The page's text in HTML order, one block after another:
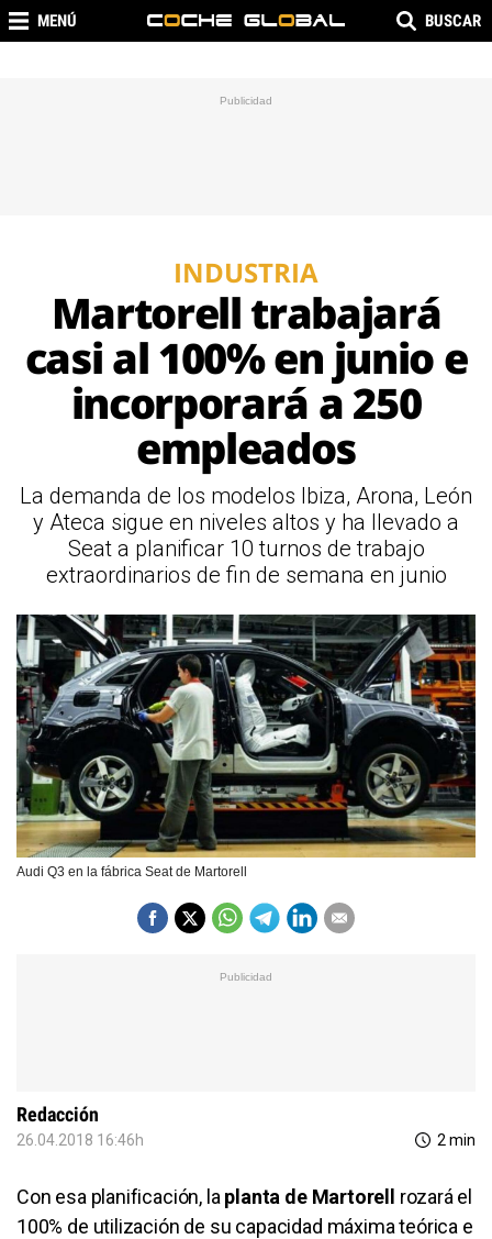
MENÚ BUSCAR
INDUSTRIA
Martorell trabajará
casi al 100% en junio e
incorporará a 250
empleados
La demanda de los modelos Ibiza, Arona, León
y Ateca sigue en niveles altos y ha llevado a
Seat a planificar 10 turnos de trabajo
extraordinarios de fin de semana en junio
Audi Q3 en la fábrica Seat de Martorell
Redacción
26.04.2018 16:46h 2 min
Con esa planificación, la planta de Martorell rozará el
100% de utilización de su capacidad máxima teórica e